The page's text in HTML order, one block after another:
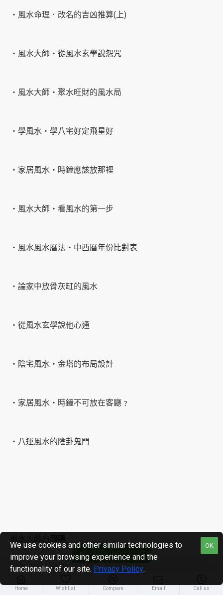
‧風水命理．改名的吉凶推算(上)
‧風水大師‧從風水玄學說怨咒
‧風水大師‧聚水旺財的風水局
‧學風水‧學八宅好定飛星好
‧家居風水‧時鐘應該放那裡
‧風水大師‧看風水的第一步
‧風水風水曆法‧中西曆年份比對表
‧論家中放骨灰缸的風水
‧從風水玄學說他心通
‧陰宅風水‧金塔的布局設計
‧家居風水‧時鐘不可放在客廳﹖
‧八運風水的陰卦鬼門
Home Wishlist Compare Email Call us
OK
We use cookies and other similar technologies to
improve your browsing experience and the
functionality of our site. Privacy Policy.
FILTER PRODUCTS